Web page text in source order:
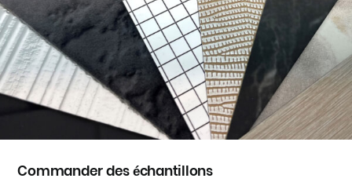
Commander des échantillons